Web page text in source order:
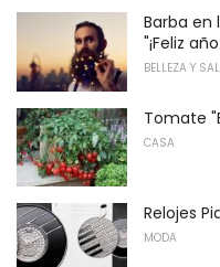
Barba en
"¡Feliz
BELLEZA Y
Tomate
CASA
Relojes
MODA